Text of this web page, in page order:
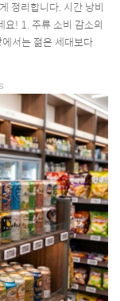
정리합니다. 시간 낭비
! 1. 주류 소비 감소의
서는 젊은 세대보다